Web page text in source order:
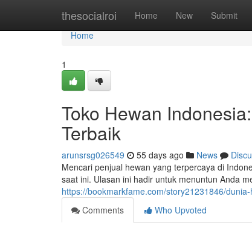
thesocialroi Home New Submit
Home
Home
1
Toko Hewan
Terbaik
arunsrsg026549 55 days ago News
Mencari penjual hewan yang terpercaya di
saat ini. Ulasan ini hadir untuk menuntun Anda
https://bookmarkfame.com/story21231846/
Comments
Who Upvoted